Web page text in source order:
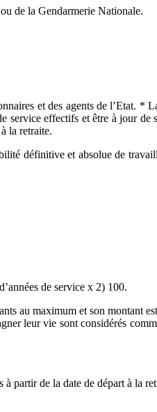
de la Gendarmerie Nationale.
et des agents de l’Etat. *
service effectifs et être à jour
la retraite.
définitive et absolue de
de service x 2) 100.
au maximum et son montant
leur vie sont considérés
partir de la date de départ à la